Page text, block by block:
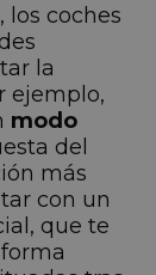
los coches
la
ejemplo,
modo
del
más
con un
que te